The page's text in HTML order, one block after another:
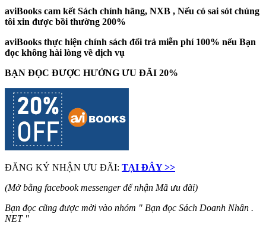
aviBooks cam kết Sách chính hãng, NXB , Nếu có sai sót chúng
tôi xin được bồi thường 200%
aviBooks thực hiện chính sách đổi trả miễn phí 100% nếu Bạn
đọc không hài lòng về dịch vụ
BẠN ĐỌC ĐƯỢC HƯỞNG ƯU ĐÃI 20%
ĐĂNG KÝ NHẬN ƯU ĐÃI: TẠI ĐÂY >>
(Mở bằng facebook messenger để nhận Mã ưu đãi)
Bạn đọc cũng được mời vào nhóm " Bạn đọc Sách Doanh Nhân .
NET "